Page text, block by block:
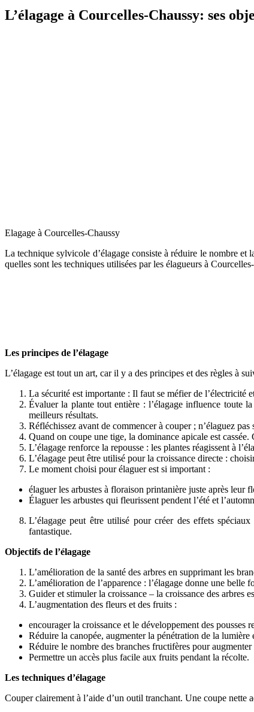
L’élagage à Courcelles-Chaussy: ses
Elagage à Courcelles-Chaussy
La technique sylvicole d’élagage consiste à réduire le nombre et
quelles sont les techniques utilisées par les élagueurs à
Les principes de l’élagage
L’élagage est tout un art, car il y a des principes et des règles à
La sécurité est importante : Il faut se méfier de l’électricité
Évaluer la plante tout entière : l’élagage influence toute
meilleurs résultats.
Réfléchissez avant de commencer à couper ; n’élaguez pas
Quand on coupe une tige, la dominance apicale est
L’élagage renforce la repousse : les plantes réagissent à
L’élagage peut être utilisé pour la croissance directe :
Le moment choisi pour élaguer est si important :
élaguer les arbustes à floraison printanière juste après leur
Élaguer les arbustes qui fleurissent pendent l’été et
L’élagage peut être utilisé pour créer des effets
fantastique.
Objectifs de l’élagage
L’amélioration de la santé des arbres en supprimant les
L’amélioration de l’apparence : l’élagage donne une
Guider et stimuler la croissance – la croissance des arbres
L’augmentation des fleurs et des fruits :
encourager la croissance et le développement des pousses
Réduire la canopée, augmenter la pénétration de la
Réduire le nombre des branches fructifères pour
Permettre un accès plus facile aux fruits pendant la récolte.
Les techniques d’élagage
Couper clairement à l’aide d’un outil tranchant. Une coupe nette